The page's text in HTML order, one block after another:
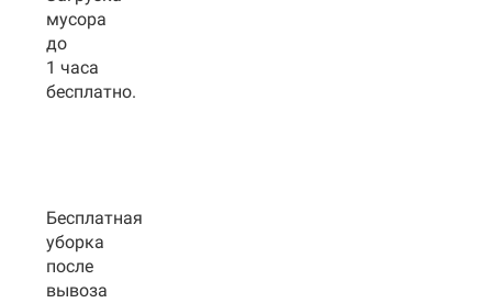
мусора
до
1 часа
бесплатно.
Бесплатная
уборка
после
вывоза